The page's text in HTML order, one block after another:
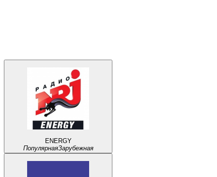
ENERGY
ПопулярнаяЗарубежная